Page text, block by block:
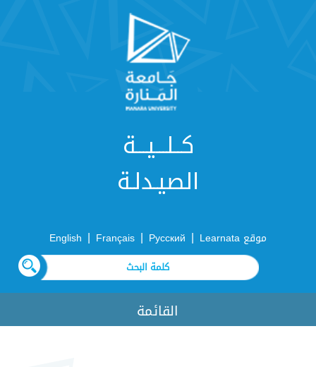
كــلـــيـــة
الصيـدلـة
موقع Learnata |
Русский
|
Français
|
English
القائمة